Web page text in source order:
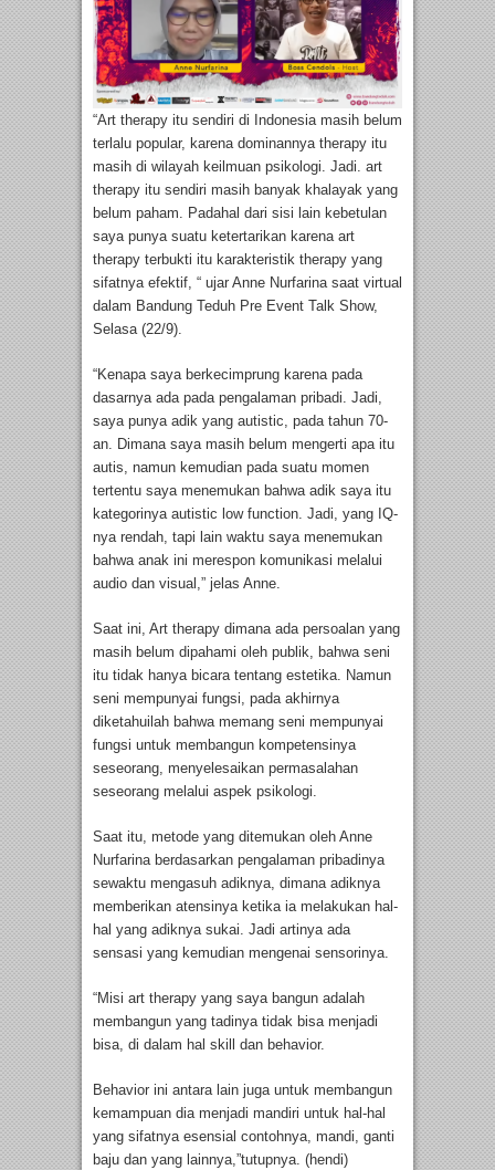
“Art therapy itu sendiri di Indonesia masih belum
terlalu popular, karena dominannya therapy itu
masih di wilayah keilmuan psikologi. Jadi. art
therapy itu sendiri masih banyak khalayak yang
belum paham. Padahal dari sisi lain kebetulan
saya punya suatu ketertarikan karena art
therapy terbukti itu karakteristik therapy yang
sifatnya efektif, “ ujar Anne Nurfarina saat virtual
dalam Bandung Teduh Pre Event Talk Show,
Selasa (22/9).
“Kenapa saya berkecimprung karena pada
dasarnya ada pada pengalaman pribadi. Jadi,
saya punya adik yang autistic, pada tahun 70-
an. Dimana saya masih belum mengerti apa itu
autis, namun kemudian pada suatu momen
tertentu saya menemukan bahwa adik saya itu
kategorinya autistic low function. Jadi, yang IQ-
nya rendah, tapi lain waktu saya menemukan
bahwa anak ini merespon komunikasi melalui
audio dan visual,” jelas Anne.
Saat ini, Art therapy dimana ada persoalan yang
masih belum dipahami oleh publik, bahwa seni
itu tidak hanya bicara tentang estetika. Namun
seni mempunyai fungsi, pada akhirnya
diketahuilah bahwa memang seni mempunyai
fungsi untuk membangun kompetensinya
seseorang, menyelesaikan permasalahan
seseorang melalui aspek psikologi.
Saat itu, metode yang ditemukan oleh Anne
Nurfarina berdasarkan pengalaman pribadinya
sewaktu mengasuh adiknya, dimana adiknya
memberikan atensinya ketika ia melakukan hal-
hal yang adiknya sukai. Jadi artinya ada
sensasi yang kemudian mengenai sensorinya.
“Misi art therapy yang saya bangun adalah
membangun yang tadinya tidak bisa menjadi
bisa, di dalam hal skill dan behavior.
Behavior ini antara lain juga untuk membangun
kemampuan dia menjadi mandiri untuk hal-hal
yang sifatnya esensial contohnya, mandi, ganti
baju dan yang lainnya,”tutupnya. (hendi)